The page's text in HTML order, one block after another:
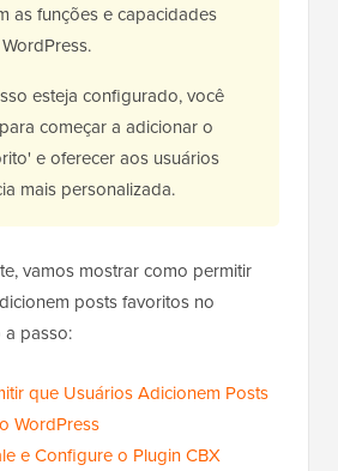
as funções e capacidades
esteja configurado, você
começar a adicionar o
e oferecer aos usuários
mais personalizada.
vamos mostrar como permitir
posts favoritos no
a passo:
que Usuários Adicionem Posts
WordPress
e Configure o Plugin CBX